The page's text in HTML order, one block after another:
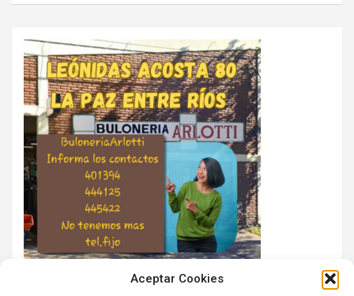
Aceptar Cookies